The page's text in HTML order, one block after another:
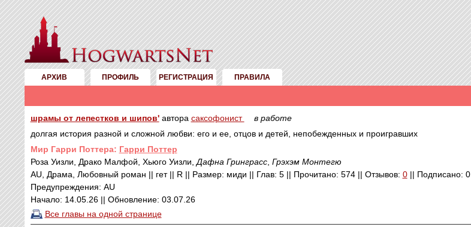
АРХИВ ПРОФИЛЬ РЕГИСТРАЦИЯ ПРАВИЛА
шрамы от лепестков и шипов'автора саксофонист
в работе
долгая история разной и сложной любви: его и ее, отцов и детей, непобежденных и проигравших
Mир Гарри Поттера: Гарри Поттер
Роза Уизли, Драко Малфой, Хьюго Уизли, Дафна Гринграсс, Грэхэм Монтегю
AU, Драма, Любовный роман || гет || R || Размер: миди || Глав: 5 || Прочитано: 574 || Отзывов: 0|| Подписано: 0
Предупреждения: AU
Начало: 14.05.26 || Обновление: 03.07.26
Все главы на одной странице